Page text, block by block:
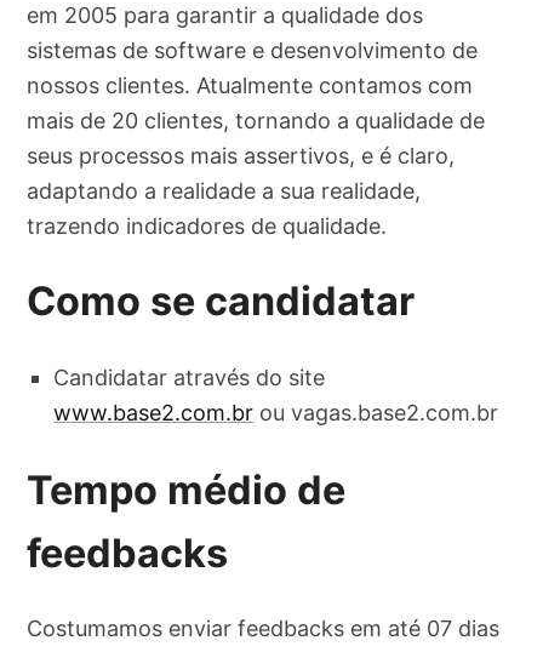
em 2005 para garantir a qualidade dos
sistemas de software e desenvolvimento de
nossos clientes. Atualmente contamos com
mais de 20 clientes, tornando a qualidade de
seus processos mais assertivos, e é claro,
adaptando a realidade a sua realidade,
trazendo indicadores de qualidade.
Como se candidatar
Candidatar através do site
www.base2.com.br ou vagas.base2.com.br
Tempo médio de
feedbacks
Costumamos enviar feedbacks em até 07 dias